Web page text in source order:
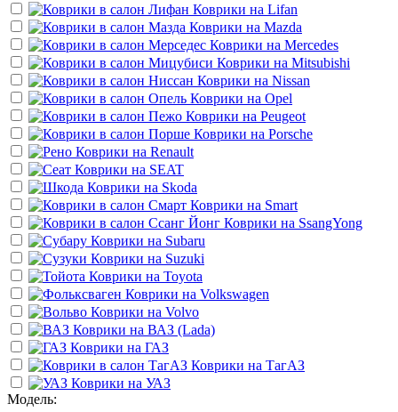
Коврики на Lifan
Коврики на Mazda
Коврики на Mercedes
Коврики на Mitsubishi
Коврики на Nissan
Коврики на Opel
Коврики на Peugeot
Коврики на Porsche
Коврики на Renault
Коврики на SEAT
Коврики на Skoda
Коврики на Smart
Коврики на SsangYong
Коврики на Subaru
Коврики на Suzuki
Коврики на Toyota
Коврики на Volkswagen
Коврики на Volvo
Коврики на ВАЗ (Lada)
Коврики на ГАЗ
Коврики на ТагАЗ
Коврики на УАЗ
Модель: